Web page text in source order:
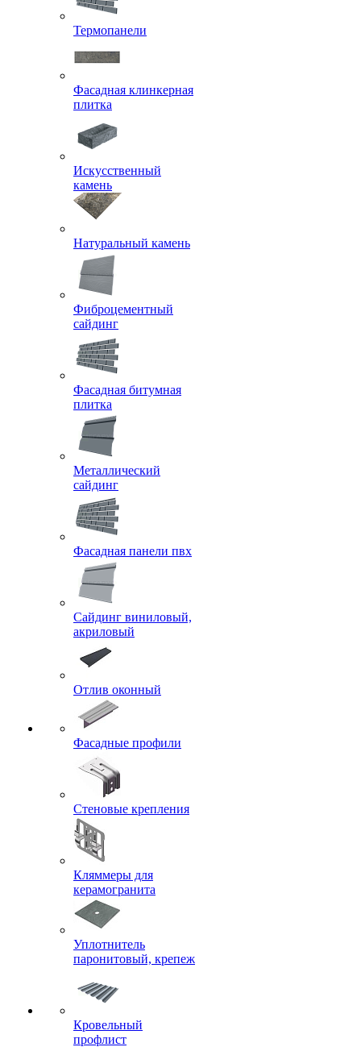
Термопанели
Фасадная клинкерная
плитка
Искусственный
камень
Натуральный камень
Фиброцементный
сайдинг
Фасадная битумная
плитка
Металлический
сайдинг
Фасадная панели пвх
Сайдинг виниловый,
акриловый
Отлив оконный
Фасадные профили
Стеновые крепления
Кляммеры для
керамогранита
Уплотнитель
паронитовый, крепеж
Кровельный
профлист